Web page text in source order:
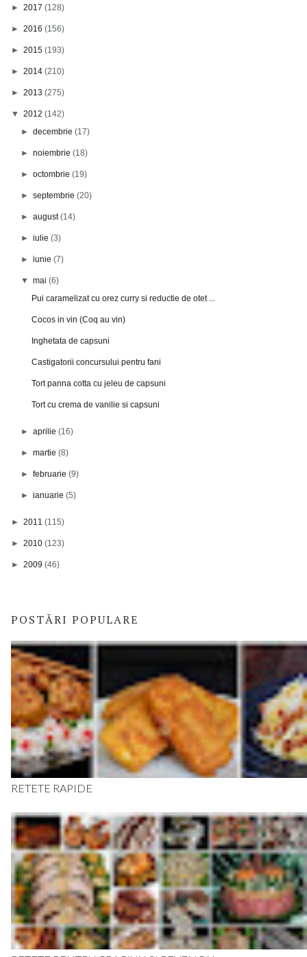
► 2017 (128)
► 2016 (156)
► 2015 (193)
► 2014 (210)
► 2013 (275)
▼ 2012 (142)
►decembrie(17)
►noiembrie(18)
►octombrie(19)
►septembrie(20)
►august(14)
►iulie(3)
►iunie(7)
▼mai(6)
Pui caramelizat cu orez curry si reductie de otet ...
Cocos in vin (Coq au vin)
Inghetata de capsuni
Castigatorii concursului pentru fani
Tort panna cotta cu jeleu de capsuni
Tort cu crema de vanilie si capsuni
►aprilie(16)
►martie(8)
►februarie(9)
►ianuarie(5)
► 2011 (115)
► 2010 (123)
► 2009 (46)
POSTĂRI POPULARE
RETETE RAPIDE